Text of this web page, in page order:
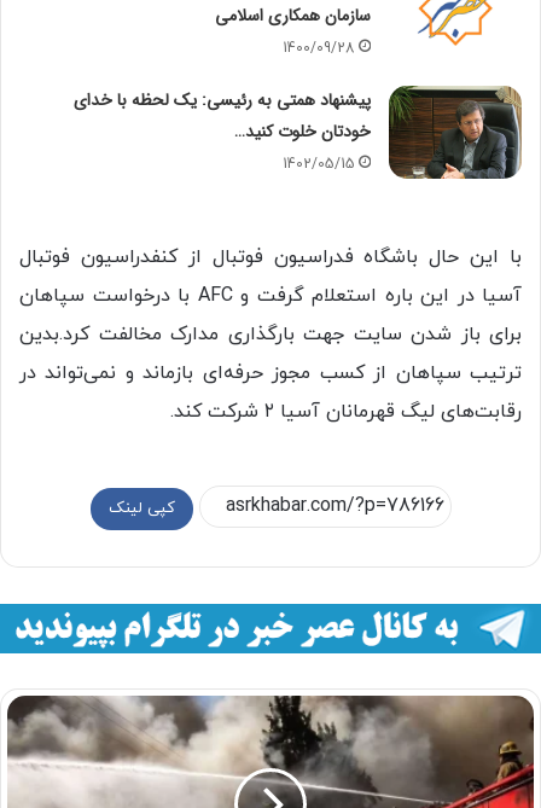
سازمان همکاری اسلامی
1400/09/28
پیشنهاد همتی به رئیسی: یک لحظه با خدای
خودتان خلوت کنید…
1402/05/15
با این حال باشگاه فدراسیون فوتبال از کنفدراسیون فوتبال
آسیا در این باره استعلام گرفت و AFC با درخواست سپاهان
برای باز شدن سایت جهت بارگذاری مدارک مخالفت کرد.بدین
ترتیب سپاهان از کسب مجوز حرفه‌ای بازماند و نمی‌تواند در
رقابت‌های لیگ قهرمانان آسیا ٢ شرکت کند.
کپی لینک